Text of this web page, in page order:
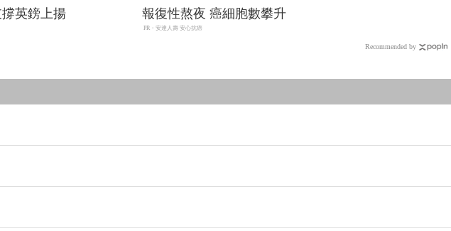
英鎊上揚 報復性熬夜 癌細胞數攀升
PR・安達人壽 安心抗癌
Recommended by